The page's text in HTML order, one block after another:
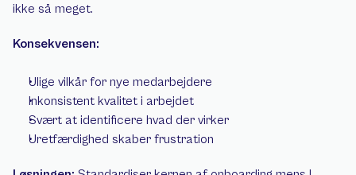
ikke så meget.
Konsekvensen:
Ulige vilkår for nye medarbejdere
Inkonsistent kvalitet i arbejdet
Svært at identificere hvad der virker
Uretfærdighed skaber frustration